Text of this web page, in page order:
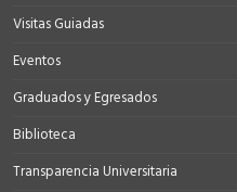
Visitas Guiadas
Eventos
Graduados y Egresados
Biblioteca
Transparencia Universitaria